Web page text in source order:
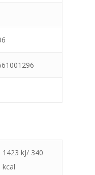
1423 kJ/ 340
kcal